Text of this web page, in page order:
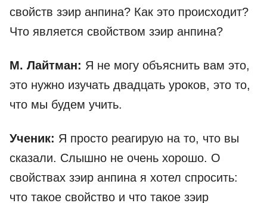
свойств зэир анпина? Как это происходит?
Что является свойством зэир анпина?
М. Лайтман: Я не могу объяснить вам это,
это нужно изучать двадцать уроков, это то,
что мы будем учить.
Ученик: Я просто реагирую на то, что вы
сказали. Слышно не очень хорошо. О
свойствах зэир анпина я хотел спросить:
что такое свойство и что такое зэир